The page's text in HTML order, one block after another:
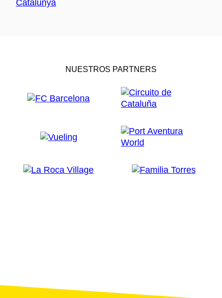
NUESTROS PARTNERS